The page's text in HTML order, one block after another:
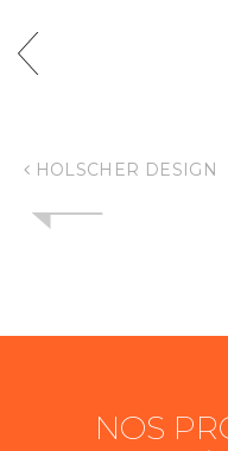
HOLSCHER DESIGN
NOS